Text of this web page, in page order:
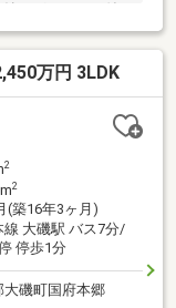
ンターキッチン
で便利です。■浴
を快適に過ごせま
駐車２台可で安心
、ダブルロック
ローン等について
万円 3LDK
2
2
(築16年3ヶ月)
線 大磯駅 バス7分/
停歩1分
磯町国府本郷